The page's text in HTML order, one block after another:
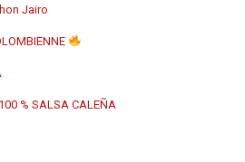
Jairo
% SALSA CALEÑA